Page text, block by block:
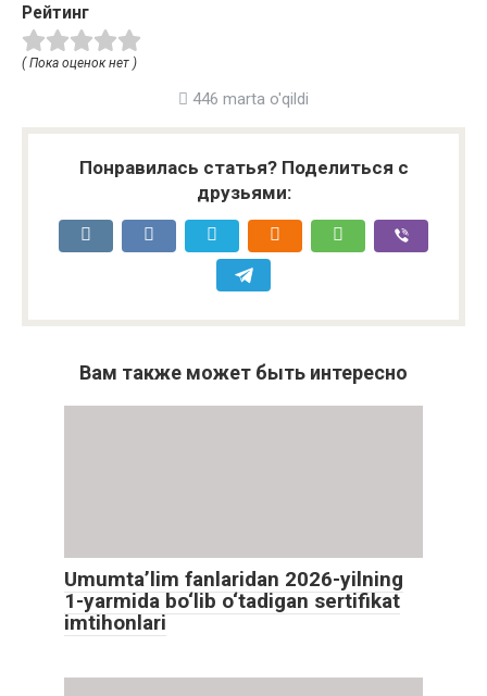
Рейтинг
( Пока оценок нет )
446 marta o'qildi
Понравилась статья? Поделиться с
друзьями:
Вам также может быть интересно
Umumta’lim fanlaridan 2026-yilning
1-yarmida bo‘lib o‘tadigan sertifikat
imtihonlari